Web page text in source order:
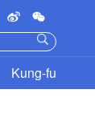
Kung-fu